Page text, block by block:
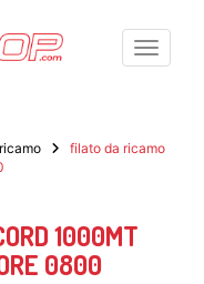
Toggle
filato da ricamo
1000MT
0800